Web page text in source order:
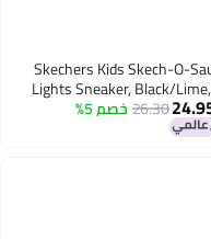
Skechers Kids Skech-O-
Lights Sneaker, Black/
26.30خصم 5%